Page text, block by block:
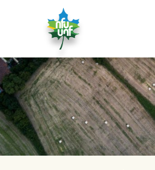
Aller au contenu